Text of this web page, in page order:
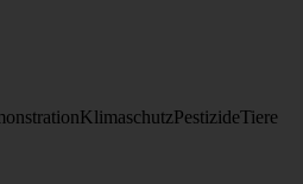
KlimaschutzPestizideTiere